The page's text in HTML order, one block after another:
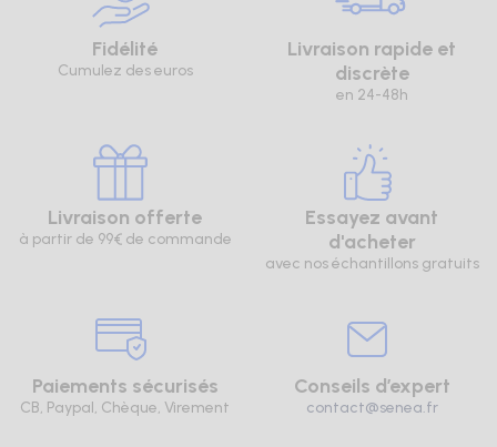
Fidélité
Cumulez des euros
Livraison rapide et
discrète
en 24-48h
Livraison offerte
à partir de 99€ de commande
Essayez avant
d'acheter
avec nos échantillons gratuits
Paiements sécurisés
CB, Paypal, Chèque, Virement
Conseils d’expert
contact@senea.fr